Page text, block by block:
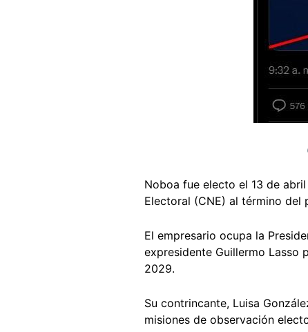
Noboa fue electo el 13 de
Electoral (CNE) al término del
El empresario ocupa la
expresidente Guillermo Lasso
2029.
Su contrincante, Luisa
misiones de observación